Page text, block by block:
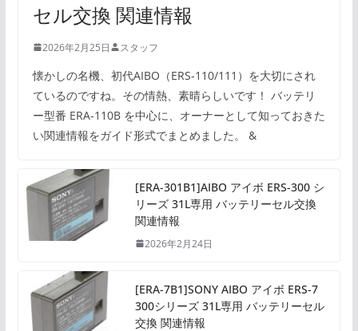
セル交換 関連情報
2026年2月25日 スタッフ
懐かしの名機、初代AIBO（ERS-110/111）を大切にされ
ているのですね。その情熱、素晴らしいです！ バッテリ
ー型番 ERA-110B を中心に、オーナーとして知っておきた
い関連情報をガイド形式でまとめました。 &
[ERA-301B1]AIBO アイボ ERS-300 シ
リーズ 31L専用 バッテリーセル交換
関連情報
2026年2月24日
[ERA-7B1]SONY AIBO アイボ ERS-7
300シリーズ 31L専用 バッテリーセル
交換 関連情報